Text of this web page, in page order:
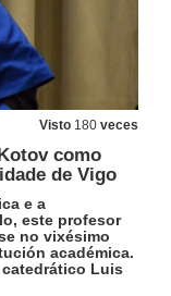
Visto 180 veces
como
de Vigo
e a
este profesor
no vixésimo
académica.
Luis